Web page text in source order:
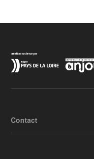
Contact